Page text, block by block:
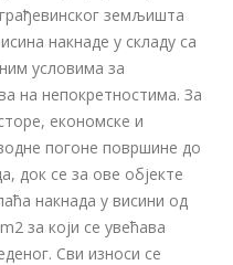
земљишта
накнаде у складу са
условима за
на непокретностима. За
економске и
погоне површине до
док се за ове објекте
накнада у висини од
за који се увећава
Сви износи се